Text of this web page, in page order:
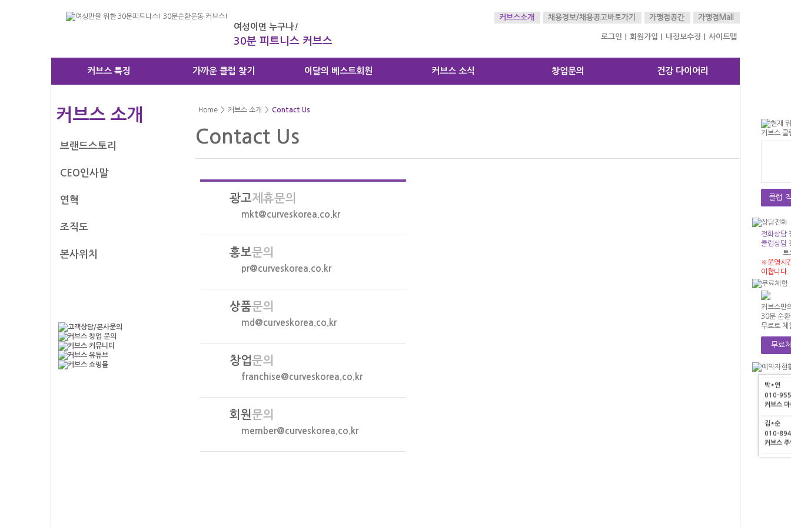
여성이면 누구나!
30분 피트니스 커브스
가맹점Mall
가맹점공간
채용정보/채용공고바로가기
커브스소개
로그인 회원가입 내정보수정 사이트맵
커브스 특징 가까운 클럽 찾기 이달의 베스트회원 커브스 소식 창업문의 건강 다이어리
커브스 소개
브랜드스토리
CEO인사말
연혁
조직도
본사위치
Home > 커브스 소개 > Contact Us
Contact Us
광고제휴문의
mkt@curveskorea.co.kr
홍보문의
pr@curveskorea.co.kr
상품문의
md@curveskorea.co.kr
창업문의
franchise@curveskorea.co.kr
회원문의
member@curveskorea.co.kr
클럽
전화상담
클럽상담
토
※운영시
이합니다.
커브스만
30분 순
무료로 체
무료
정*영
010-
커브스 노
이*기
010-
커브스
정*원
커브스
박*연
010-
커브스
김*순
010-
커브스